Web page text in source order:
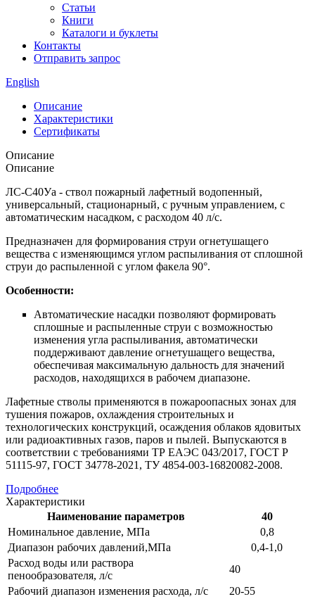
Статьи
Книги
Каталоги и буклеты
Контакты
Отправить запрос
English
Описание
Характеристики
Сертификаты
Описание
Описание
ЛС-С40Уа - ствол пожарный лафетный водопенный,
универсальный, стационарный, с ручным управлением, с
автоматическим насадком, с расходом 40 л/с.
Предназначен для формирования струи огнетушащего
вещества с изменяющимся углом распыливания от сплошной
струи до распыленной с углом факела 90°.
Особенности:
Автоматические насадки позволяют формировать
сплошные и распыленные струи с возможностью
изменения угла распыливания, автоматически
поддерживают давление огнетушащего вещества,
обеспечивая максимальную дальность для значений
расходов, находящихся в рабочем диапазоне.
Лафетные стволы применяются в пожароопасных зонах для
тушения пожаров, охлаждения строительных и
технологических конструкций, осаждения облаков ядовитых
или радиоактивных газов, паров и пылей. Выпускаются в
соответствии с требованиями ТР ЕАЭС 043/2017, ГОСТ Р
51115-97, ГОСТ 34778-2021, ТУ 4854-003-16820082-2008.
Подробнее
Характеристики
Наименование параметров
40
Номинальное давление, МПа
0,8
Диапазон рабочих давлений,МПа
0,4-1,0
Расход воды или раствора
пенообразователя, л/с
40
Рабочий диапазон изменения расхода, л/с
20-55